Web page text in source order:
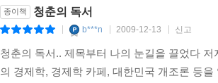
종이책 청춘의 독서
b***n 2009-12-13 신고
청춘의 독서.. 제목부터 나의 눈길을 끌었다
의 경제학, 경제학 카페, 대한민국 개조론 등